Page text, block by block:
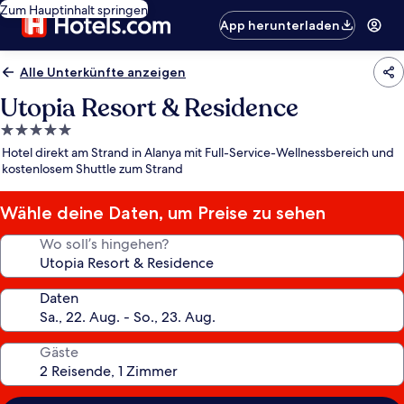
Zum Hauptinhalt springen
App herunterladen
Alle Unterkünfte anzeigen
Utopia Resort & Residence
5.0-
Sterne-
Unterkunft
Hotel direkt am Strand in Alanya mit Full-Service-Wellnessbereich und
kostenlosem Shuttle zum Strand
Wähle deine Daten, um Preise zu sehen
Wo soll’s hingehen?
Daten
Gäste